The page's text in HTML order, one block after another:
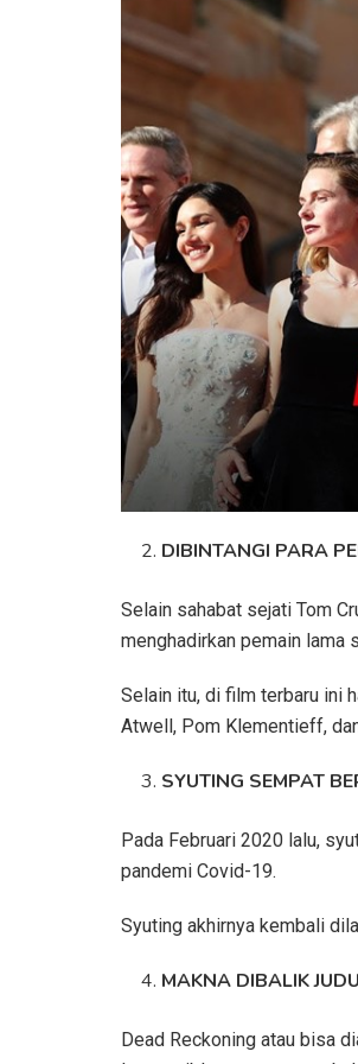
DIBINTANGI PARA
Selain sahabat sejati Tom
menghadirkan pemain lama
Selain itu, di film terbaru ini
Atwell, Pom Klementieff,
SYUTING SEMPAT
Pada Februari 2020 lalu,
pandemi Covid-19.
Syuting akhirnya kembali
MAKNA DIBALIK
Dead Reckoning atau bisa